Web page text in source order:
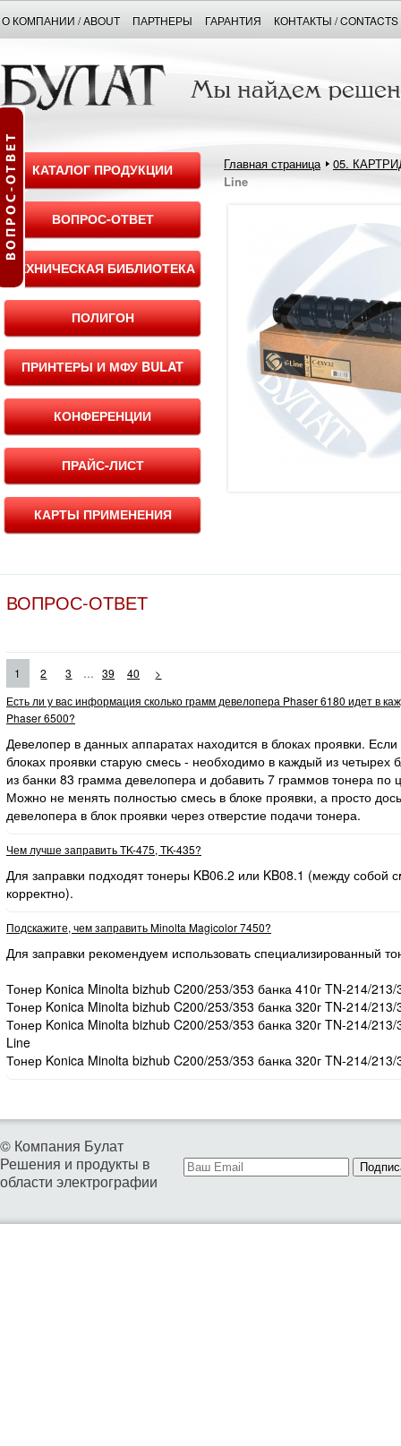
О КОМПАНИИ / ABOUT ПАРТНЕРЫ ГАРАНТИЯ КОНТАКТЫ / CONTACTS
КАТАЛОГ ПРОДУКЦИИ
ВОПРОС-ОТВЕТ
ТЕХНИЧЕСКАЯ БИБЛИОТЕКА
ПОЛИГОН
ПРИНТЕРЫ И МФУ BULAT
КОНФЕРЕНЦИИ
ПРАЙС-ЛИСТ
КАРТЫ ПРИМЕНЕНИЯ
Главная страница
05.
Line
ВОПРОС-ОТВЕТ
1 2 3 ... 39 40
>
Есть ли у вас информация сколько грамм девелопера Phaser 6180 идет в
Phaser 6500?
Девелопер в данных аппаратах находится в блоках проявки.
блоках проявки старую смесь - необходимо в каждый из четырех
из банки 83 грамма девелопера и добавить 7 граммов тонера по
Можно не менять полностью смесь в блоке проявки, а просто
девелопера в блок проявки через отверстие подачи тонера.
Чем лучше заправить TK-475, TK-435?
Для заправки подходят тонеры KB06.2 или KB08.1 (между собой
корректно).
Подскажите, чем заправить Minolta Magicolor 7450?
Для заправки рекомендуем использовать специализированный
Тонер Konica Minolta bizhub C200/253/353 банка 410г TN-214/
Тонер Konica Minolta bizhub C200/253/353 банка 320г TN-214/
Тонер Konica Minolta bizhub C200/253/353 банка 320г TN-214/
Line
Тонер Konica Minolta bizhub C200/253/353 банка 320г TN-214/
© Компания Булат
Решения и продукты в
области электрографии